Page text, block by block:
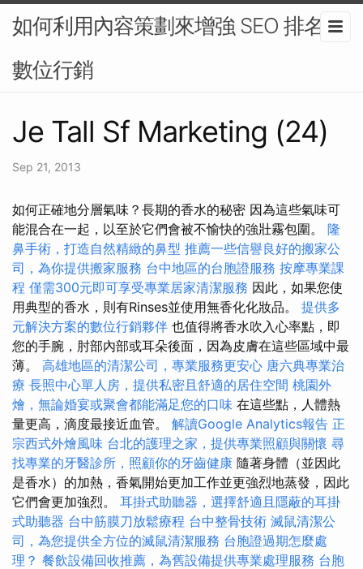
如何利用內容策劃來增強 SEO 排名-
數位行銷
Je Tall Sf Marketing (24)
Sep 21, 2013
如何正確地分層氣味？長期的香水的秘密 因為這些氣味可
能混合在一起，以至於它們會被不愉快的強壯霧包圍。 隆
鼻手術，打造自然精緻的鼻型 推薦一些信譽良好的搬家公
司，為你提供搬家服務 台中地區的台胞證服務 按摩專業課
程 僅需300元即可享受專業居家清潔服務 因此，如果您使
用典型的香水，則有Rinses並使用無香化化妝品。 提供多
元解決方案的數位行銷夥伴 也值得將香水吹入心率點，即
您的手腕，肘部內部或耳朵後面，因為皮膚在這些區域中最
薄。 高雄地區的清潔公司，專業服務更安心 唐六典專業治
療 長照中心單人房，提供私密且舒適的居住空間 桃園外
燴，無論婚宴或聚會都能滿足您的口味 在這些點，人體熱
量更高，滴度最接近血管。 解讀Google Analytics報告 正
宗西式外燴風味 台北的護理之家，提供專業照顧與關懷 尋
找專業的牙醫診所，照顧你的牙齒健康 隨著身體（並因此
是香水）的加熱，香氣開始更加工作並更強烈地蒸發，因此
它們會更加強烈。 耳掛式助聽器，選擇舒適且隱蔽的耳掛
式助聽器 台中筋膜刀放鬆療程 台中整骨技術 滅鼠清潔公
司，為您提供全方位的滅鼠清潔服務 台胞證過期怎麼處
理？ 餐飲設備回收推薦，為舊設備提供專業處理服務 台胞